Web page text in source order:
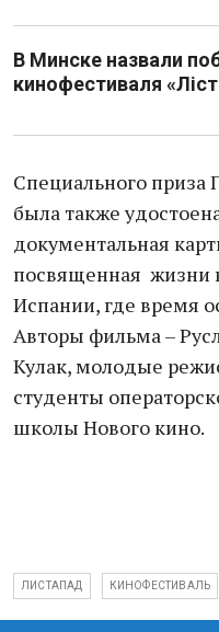
В Минске назвали
кинофестиваля
Специального приза
была также
документальная
посвященная жизни
Испании, где время
Авторы фильма –
Кулак, молодые
студенты
школы Нового кино.
ЛИСТАПАД КИНОФЕСТИВАЛЬ